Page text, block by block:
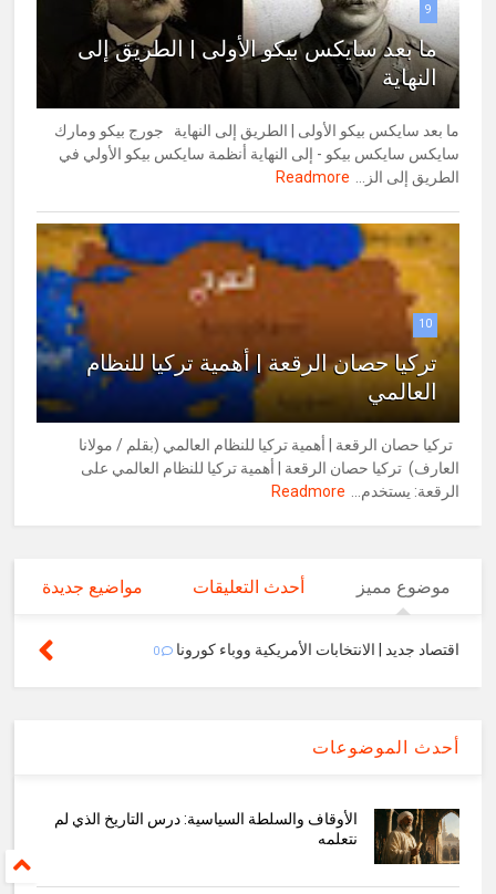
9
ما بعد سايكس بيكو الأولى | الطريق إلى
النهاية
ما بعد سايكس بيكو الأولى | الطريق إلى النهاية جورج بيكو ومارك
سايكس سايكس بيكو - إلى النهاية أنظمة سايكس بيكو الأولي في
الطريق إلى الز...
Readmore
10
تركيا حصان الرقعة | أهمية تركيا للنظام
العالمي
تركيا حصان الرقعة | أهمية تركيا للنظام العالمي (بقلم / مولانا
العارف) تركيا حصان الرقعة | أهمية تركيا للنظام العالمي على
الرقعة: يستخدم...
Readmore
موضوع مميز أحدث التعليقات مواضيع جديدة
اقتصاد جديد | الانتخابات الأمريكية ووباء كورونا 0
أحدث الموضوعات
الأوقاف والسلطة السياسية: درس التاريخ الذي لم
نتعلمه